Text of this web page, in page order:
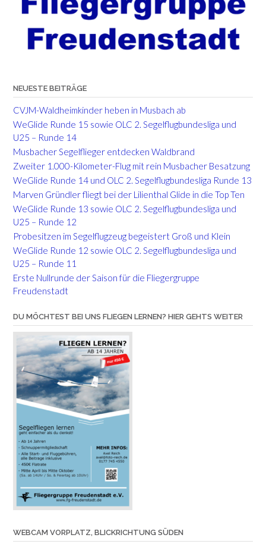
NEUESTE BEITRÄGE
CVJM-Waldheimkinder heben in Musbach ab
WeGlide Runde 15 sowie OLC 2. Segelflugbundesliga und
U25 – Runde 14
Musbacher Segelflieger entdecken Waldbrand
Zweiter 1.000-Kilometer-Flug mit rein Musbacher Besatzung
WeGlide Runde 14 und OLC 2. Segelflugbundesliga Runde 13
Marven Gründler fliegt bei der Lilienthal Glide in die Top Ten
WeGlide Runde 13 sowie OLC 2. Segelflugbundesliga und
U25 – Runde 12
Probesitzen im Segelflugzeug begeistert Groß und Klein
WeGlide Runde 12 sowie OLC 2. Segelflugbundesliga und
U25 – Runde 11
Erste Nullrunde der Saison für die Fliegergruppe
Freudenstadt
DU MÖCHTEST BEI UNS FLIEGEN LERNEN? HIER GEHTS WEITER
WEBCAM VORPLATZ, BLICKRICHTUNG SÜDEN